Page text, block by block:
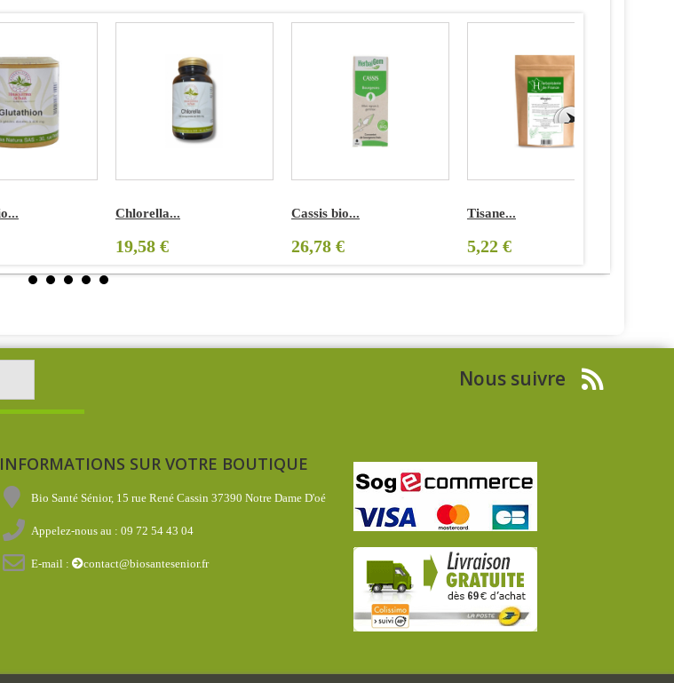
Chlorella...
19,58 €
Cassis bio...
26,78 €
Tisane...
5,22 €
Nous suivre
INFORMATIONS SUR VOTRE BOUTIQUE
Bio Santé Sénior, 15 rue René Cassin 37390 Notre Dame D'oé
Appelez-nous au :09 72 54 43 04
E-mail : contact@biosantesenior.fr